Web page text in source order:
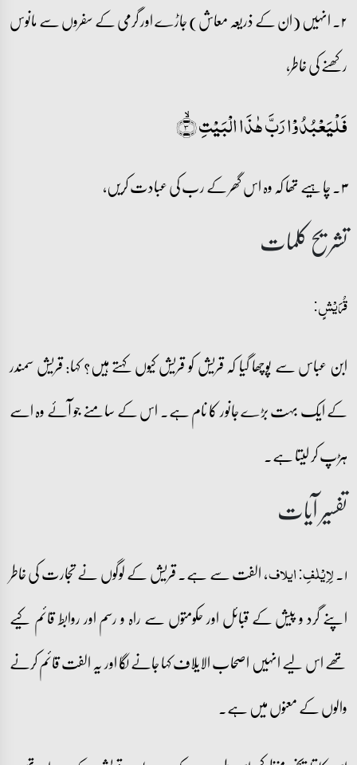
۲۔ انہیں (ان کے ذریعہ معاش) جاڑے اور گرمی کے سفروں سے مانوس
رکھنے کی خاطر،
فَلۡیَعۡبُدُوۡا رَبَّ ہٰذَا الۡبَیۡتِ ۙ﴿۳﴾
۳۔ چاہیے تھا کہ وہ اس گھر کے رب کی عبادت کریں،
تشریح کلمات
قُرَیۡشٍ:
ابن عباس سے پوچھا گیا کہ قریش کو قریش کیوں کہتے ہیں؟ کہا: قریش سمندر
کے ایک بہت بڑے جانور کا نام ہے۔ اس کے سامنے جو آئے وہ اسے
ہڑپ کر لیتا ہے۔
تفسیر آیات
۱۔ لِاِیۡلٰفِ: ایلاف، الفت سے ہے۔ قریش کے لوگوں نے تجارت کی خاطر
اپنے گرد و پیش کے قبائل اور حکومتوں سے راہ و رسم اور روابط قائم کیے
تھے اس لیے انہیں اصحاب الایلاف کہا جانے لگا اور یہ الفت قائم کرنے
والوں کے معنوں میں ہے۔